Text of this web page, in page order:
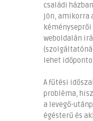
családi
jön, amikorra
weboldalán
lehet
A fűtési
probléma,
a levegő-
égésterű és